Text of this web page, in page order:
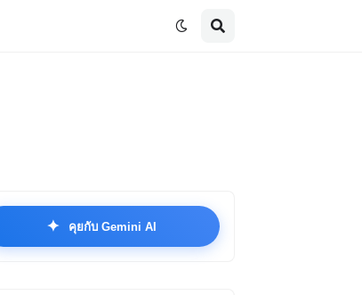
✦ คุยกับ Gemini AI